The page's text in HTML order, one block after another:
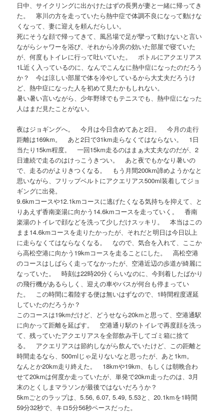
日中、サイクリングに出かけたはずの長男が妻と一緒に帰ってき
た。 寒川の方を走っていたら熱中症で体調不良になって動けな
くなって、妻に迎えを頼んだらしい。
死にそうな顔で帰ってきて、風呂場で足が攣って動けないと言い
ながらシャワーを浴び、それから冷房の効いた部屋で寝ていた
が、何度もトイレに行って吐いていた。 ボトルにアクエリアス
1L近く入っているのに、なんでこんなに熱中症になったのだろう
か？ 今は涼しい部屋で体を冷やしているから大丈夫だろうけ
ど、熱中症になった人を初めて見たかもしれない。
暑い暑い言いながら、少年野球でもテニスでも、熱中症になった
人はまだ見たことがない。
夜はジョギングへ。 今月は今日含めてあと2日。 今月の走行
距離は169km。 あと2日で31km走らなくてはならない。 1日
当たり15km程度。 一回15km走るのはまぁ大丈夫なのだが、2
日連続で走るのはけっこうきつい。 あと夜でもかなり暑いの
で、走るのがよりきつくなる。 もう月間200km諦めようかなと
思いながら、フリップベルトにアクエリアス500ml装着してジョ
ギングに出発。
9.6kmコースや12.1kmコースに逃げたくなる気持ちを抑えて、と
りあえず香南楽湯に向かう14.6kmコースを走っていく。 香南
楽湯のトイレで顔などを洗って少しだけスッキリ。 本当はこの
まま14.6kmコースを走りたかったが、それだと明日は今日以上
に走らなくてはならなくなる。 なので、気合を入れて、ここか
ら高松空港に向かう19kmコースを走ることにした。 高松空港
のコースはしばらく走ってなかったが、空港近辺の歩道が綺麗に
なっていた。 時刻は22時20分くらいなのに、今到着したばかり
の飛行機があるらしく、迎えの車やバスが何台も停まってい
た。 この時間に着陸する便は無いはずなので、1時間程度遅延
していたのだろうか？
このコースは19kmだけど、どうせなら20kmと思って、空港通駅
に向かって距離を延ばす。 空港通り駅のトイレで再度顔を洗っ
て、残っていたアクエリアスを全部飲み干してゴミ箱に捨て
る。 アクエリアスは節約しながら飲んでいたけど、この距離と
時間走るなら、500mlじゃ足りないなと思ったが、あと1km。
なんとか20km走り終えた。 18kmや19km、もしくは朝晩合わ
せて20kmは何度か走っていたが、単発で20km走ったのは、3月
末のとくしまマラソンが最後ではないだろうか？
5kmごとのラップは、5.56, 6.07, 5.49, 5.53と、20.1kmを1時間
59分32秒で、キロ5分56秒ペースだった。